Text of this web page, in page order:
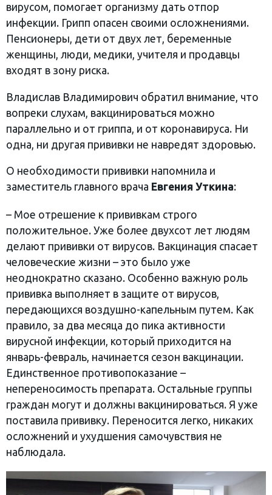
вирусом, помогает организму дать отпор
инфекции. Грипп опасен своими осложнениями.
Пенсионеры, дети от двух лет, беременные
женщины, люди, медики, учителя и продавцы
входят в зону риска.
Владислав Владимирович обратил внимание, что
вопреки слухам, вакцинироваться можно
параллельно и от гриппа, и от коронавируса. Ни
одна, ни другая прививки не навредят здоровью.
О необходимости прививки напомнила и
заместитель главного врача Евгения Уткина:
– Мое отрешение к прививкам строго
положительное. Уже более двухсот лет людям
делают прививки от вирусов. Вакцинация спасает
человеческие жизни – это было уже
неоднократно сказано. Особенно важную роль
прививка выполняет в защите от вирусов,
передающихся воздушно-капельным путем. Как
правило, за два месяца до пика активности
вирусной инфекции, который приходится на
январь-февраль, начинается сезон вакцинации.
Единственное противопоказание –
непереносимость препарата. Остальные группы
граждан могут и должны вакцинироваться. Я уже
поставила прививку. Переносится легко, никаких
осложнений и ухудшения самочувствия не
наблюдала.